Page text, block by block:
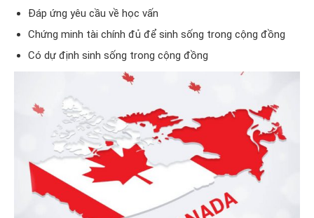
Đáp ứng yêu cầu về học vấn
Chứng minh tài chính đủ để sinh sống trong cộng đồng
Có dự định sinh sống trong cộng đồng